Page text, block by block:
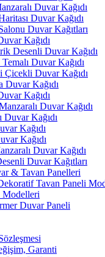
Duvar Kağıdı
Duvar Kağıdı
Duvar Kağıtları
Kağıdı
Desenli Duvar Kağıdı
Duvar Kağıdı
Çicekli Duvar Kağıdı
Duvar Kağıdı
Kağıdı
Duvar Kağıdı
Duvar Kağıdı
Kağıdı
Kağıdı
Duvar Kağıdı
Duvar Kağıtları
& Tavan Panelleri
Tavan Paneli
Duvar Paneli
Garanti